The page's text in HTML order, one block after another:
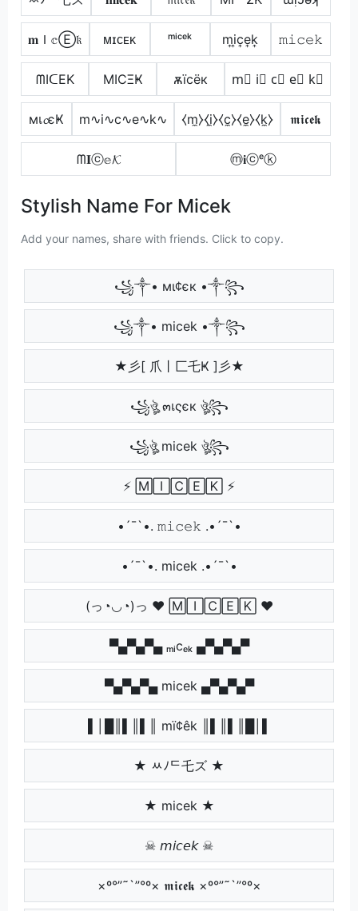
𝐦Ｉ𝕔Ⓔ𝔨 ᴍɪᴄᴇᴋ ᵐⁱᶜᵉᵏ m͎i͎c͎e͎k͎ 𝚖𝚒𝚌𝚎𝚔
ᗰIᑕEK MICΞҜ ѫїcёк m⃣ i⃣ c⃣ e⃣ k⃣
мเ𝓬єҜ m∿i∿c∿e∿k∿ ⧼m̼⧽⧼i̼⧽⧼c̼⧽⧼e̼⧽⧼k̼⧽ 𝖒𝖎𝖈𝖊𝖐
ᗰ𝐈ⓒ𝕖𝓚 ⓜ𝐢ⓒᵉⓚ
Stylish Name For Micek
Add your names, share with friends. Click to copy.
꧁༒• мι¢єк •༒꧂
꧁༒• micek •༒꧂
★彡[ 爪丨匚乇Ҝ ]彡★
꧁ঔৣ ๓เςєк ঔৣ꧂
꧁ঔৣ micek ঔৣ꧂
⚡ 🄼🄸🄲🄴🄺 ⚡
•´¯`•. 𝚖𝚒𝚌𝚎𝚔 .•´¯`•
•´¯`•. micek .•´¯`•
(っ◔◡◔)っ ♥ 🄼🄸🄲🄴🄺 ♥
▀▄▀▄▀▄ ₘᵢcₑₖ ▄▀▄▀▄▀
▀▄▀▄▀▄ micek ▄▀▄▀▄▀
▌│█║▌║▌║ mï¢êk ║▌║▌║█│▌
★ ﾶﾉᄃ乇ズ ★
★ micek ★
☠ 𝘮𝘪𝘤𝘦𝘬 ☠
×º°”˜`”°º× 𝖒𝖎𝖈𝖊𝖐 ×º°”˜`”°º×